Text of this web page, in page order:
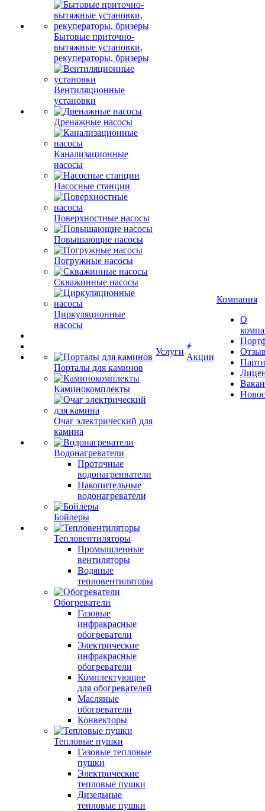
Бытовые приточно-
вытяжные установки,
рекуператоры, бризеры
Вентиляционные
установки
Дренажные насосы
Канализационные
насосы
Насосные станции
Поверхностные насосы
Повышающие насосы
Погружные насосы
Скважинные насосы
Циркуляционные
насосы
Порталы для каминов
Каминокомплекты
Очаг электрический для
камина
Водонагреватели
Проточные
водонагренватели
Накопительные
водонагреватели
Бойлеры
Тепловентиляторы
Промышленные
вентиляторы
Водяные
тепловентиляторы
Обогреватели
Газовые
инфракрасные
обогреватели
Электрические
инфракрасные
обогреватели
Комплектующие
для обогревателей
Масляные
обогреватели
Конвекторы
Тепловые пушки
Газовые тепловые
пушки
Электрические
тепловые пушки
Дизельные
тепловые пушки
Услуги
Акции
Компания
О